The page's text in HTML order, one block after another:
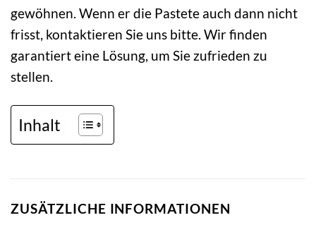
gewöhnen. Wenn er die Pastete auch dann nicht
frisst, kontaktieren Sie uns bitte. Wir finden
garantiert eine Lösung, um Sie zufrieden zu
stellen.
Inhalt
ZUSÄTZLICHE INFORMATIONEN